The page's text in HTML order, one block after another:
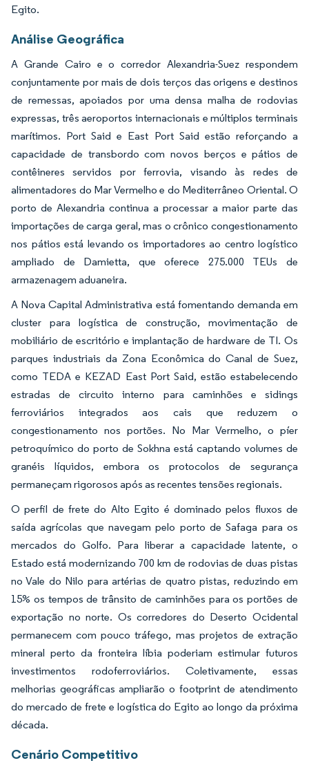
Egito.
Análise Geográfica
A Grande Cairo e o corredor Alexandria-Suez respondem
conjuntamente por mais de dois terços das origens e destinos
de remessas, apoiados por uma densa malha de rodovias
expressas, três aeroportos internacionais e múltiplos terminais
marítimos. Port Said e East Port Said estão reforçando a
capacidade de transbordo com novos berços e pátios de
contêineres servidos por ferrovia, visando às redes de
alimentadores do Mar Vermelho e do Mediterrâneo Oriental. O
porto de Alexandria continua a processar a maior parte das
importações de carga geral, mas o crônico congestionamento
nos pátios está levando os importadores ao centro logístico
ampliado de Damietta, que oferece 275.000 TEUs de
armazenagem aduaneira.
A Nova Capital Administrativa está fomentando demanda em
cluster para logística de construção, movimentação de
mobiliário de escritório e implantação de hardware de TI. Os
parques industriais da Zona Econômica do Canal de Suez,
como TEDA e KEZAD East Port Said, estão estabelecendo
estradas de circuito interno para caminhões e sidings
ferroviários integrados aos cais que reduzem o
congestionamento nos portões. No Mar Vermelho, o píer
petroquímico do porto de Sokhna está captando volumes de
granéis líquidos, embora os protocolos de segurança
permaneçam rigorosos após as recentes tensões regionais.
O perfil de frete do Alto Egito é dominado pelos fluxos de
saída agrícolas que navegam pelo porto de Safaga para os
mercados do Golfo. Para liberar a capacidade latente, o
Estado está modernizando 700 km de rodovias de duas pistas
no Vale do Nilo para artérias de quatro pistas, reduzindo em
15% os tempos de trânsito de caminhões para os portões de
exportação no norte. Os corredores do Deserto Ocidental
permanecem com pouco tráfego, mas projetos de extração
mineral perto da fronteira líbia poderiam estimular futuros
investimentos rodoferroviários. Coletivamente, essas
melhorias geográficas ampliarão o footprint de atendimento
do mercado de frete e logística do Egito ao longo da próxima
década.
Cenário Competitivo